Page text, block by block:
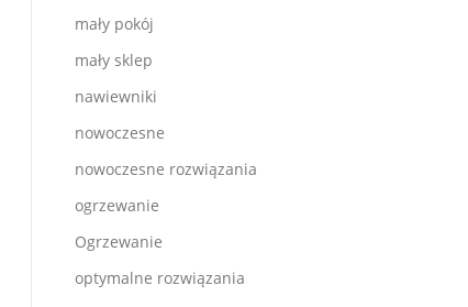
mały pokój
mały sklep
nawiewniki
nowoczesne
nowoczesne rozwiązania
ogrzewanie
Ogrzewanie
optymalne rozwiązania